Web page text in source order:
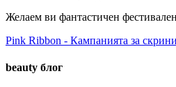
Желаем ви фантастичен
Pink Ribbon - Кампанията за
beauty блог